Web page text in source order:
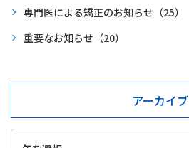
専門医による矯正のお知らせ （25）
重要なお知らせ （20）
アーカイブ